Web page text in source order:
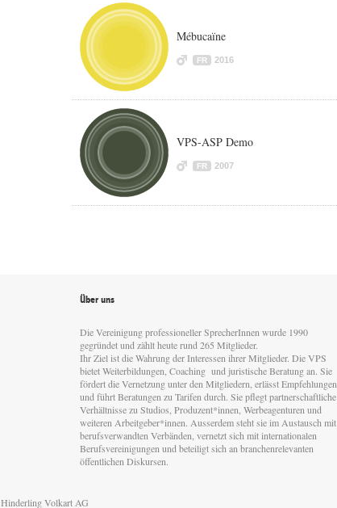
Mébucaïne
FR 2016
VPS-ASP Demo
FR 2007
Über uns
Die Vereinigung professioneller SprecherInnen wurde 1990
gegründet und zählt heute rund 265 Mitglieder.
Ihr Ziel ist die Wahrung der Interessen ihrer Mitglieder. Die VPS
bietet Weiterbildungen, Coaching und juristische Beratung an. Sie
fördert die Vernetzung unter den Mitgliedern, erlässt Empfehlungen
und führt Beratungen zu Tarifen durch. Sie pflegt partnerschaftliche
Verhältnisse zu Studios, Produzent*innen, Werbeagenturen und
weiteren Arbeitgeber*innen. Ausserdem steht sie im Austausch mit
berufsverwandten Verbänden, vernetzt sich mit internationalen
Berufsvereinigungen und beteiligt sich an branchenrelevanten
öffentlichen Diskursen.
Hinderling Volkart AG